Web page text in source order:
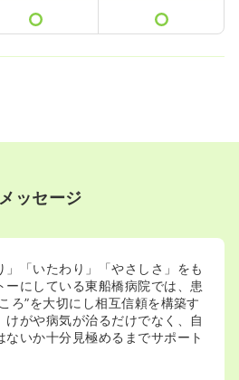
ッセージ
「いたわり」「やさしさ」をも
ーにしている東船橋病院では、患
ろ”を大切にし相互信頼を構築す
けがや病気が治るだけでなく、自
いか十分見極めるまでサポート